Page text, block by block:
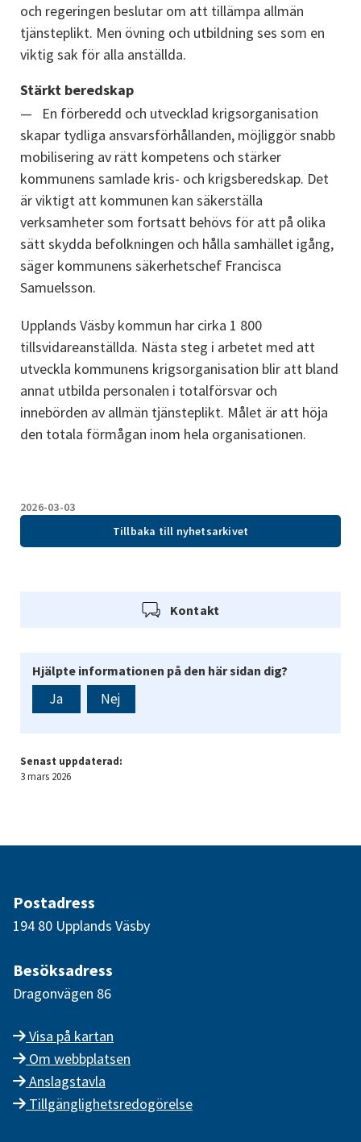
och regeringen beslutar om att tillämpa allmän
tjänsteplikt. Men övning och utbildning ses som en
viktig sak för alla anställda.
Stärkt beredskap
En förberedd och utvecklad krigsorganisation
skapar tydliga ansvarsförhållanden, möjliggör snabb
mobilisering av rätt kompetens och stärker
kommunens samlade kris- och krigsberedskap. Det
är viktigt att kommunen kan säkerställa
verksamheter som fortsatt behövs för att på olika
sätt skydda befolkningen och hålla samhället igång,
säger kommunens säkerhetschef Francisca
Samuelsson.
Upplands Väsby kommun har cirka 1 800
tillsvidareanställda. Nästa steg i arbetet med att
utveckla kommunens krigsorganisation blir att bland
annat utbilda personalen i totalförsvar och
innebörden av allmän tjänsteplikt. Målet är att höja
den totala förmågan inom hela organisationen.
2026-03-03
Tillbaka till nyhetsarkivet
Kontakt
Hjälpte informationen på den här sidan dig?
Ja Nej
Senast uppdaterad:
3 mars 2026
Postadress
194 80 Upplands Väsby
Besöksadress
Dragonvägen 86
Visa på kartan
Om webbplatsen
Anslagstavla
Tillgänglighetsredogörelse